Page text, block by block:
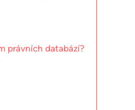
právních databází?